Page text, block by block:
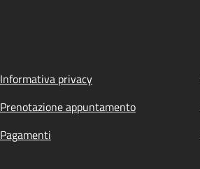
Informativa privacy
Prenotazione appuntamento
Pagamenti